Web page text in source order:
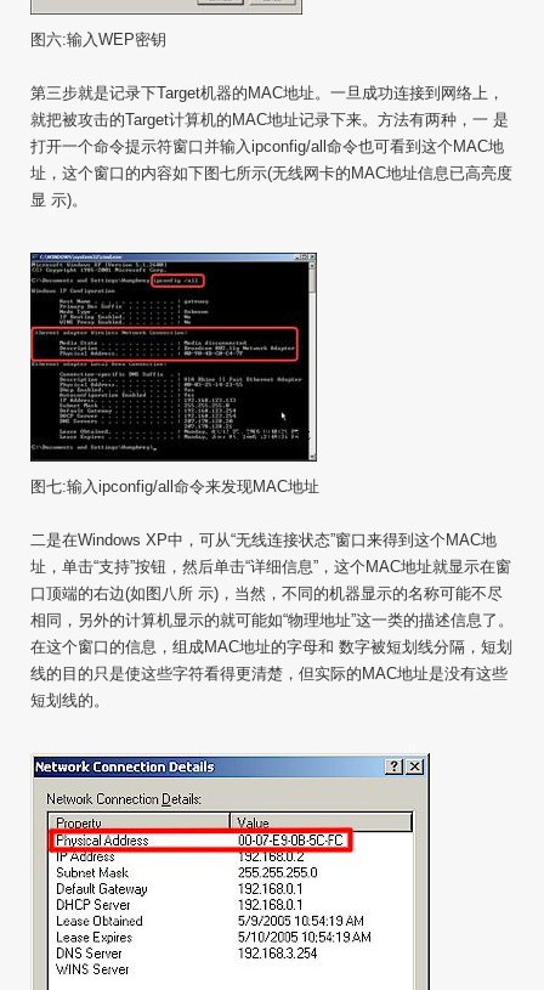
图六:输入WEP密钥
第三步就是记录下Target机器的MAC地址。一旦成功连接到网络上，
就把被攻击的Target计算机的MAC地址记录下来。方法有两种，一 是
打开一个命令提示符窗口并输入ipconfig/all命令也可看到这个MAC地
址，这个窗口的内容如下图七所示(无线网卡的MAC地址信息已高亮度
显 示)。
图七:输入ipconfig/all命令来发现MAC地址
二是在Windows XP中，可从“无线连接状态”窗口来得到这个MAC地
址，单击“支持”按钮，然后单击“详细信息”，这个MAC地址就显示在窗
口顶端的右边(如图八所 示)，当然，不同的机器显示的名称可能不尽
相同，另外的计算机显示的就可能如“物理地址”这一类的描述信息了。
在这个窗口的信息，组成MAC地址的字母和 数字被短划线分隔，短划
线的目的只是使这些字符看得更清楚，但实际的MAC地址是没有这些
短划线的。